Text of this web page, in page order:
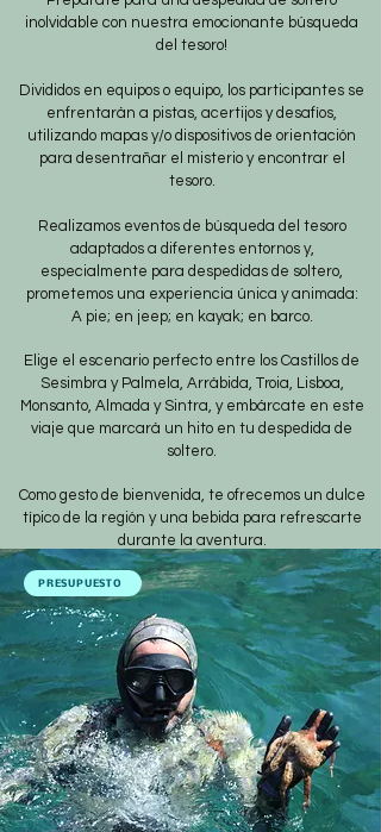
inolvidable con nuestra emocionante búsqueda
del tesoro!
Divididos en equipos o equipo, los participantes se
enfrentarán a pistas, acertijos y desafíos,
utilizando mapas y/o dispositivos de orientación
para desentrañar el misterio y encontrar el
tesoro.
Realizamos eventos de búsqueda del tesoro
adaptados a diferentes entornos y,
especialmente para despedidas de soltero,
prometemos una experiencia única y animada:
A pie; en jeep; en kayak; en barco.
Elige el escenario perfecto entre los Castillos de
Sesimbra y Palmela, Arrábida, Troia, Lisboa,
Monsanto, Almada y Sintra, y embárcate en este
viaje que marcará un hito en tu despedida de
soltero.
Como gesto de bienvenida, te ofrecemos un dulce
típico de la región y una bebida para refrescarte
durante la aventura.
PRESUPUESTO